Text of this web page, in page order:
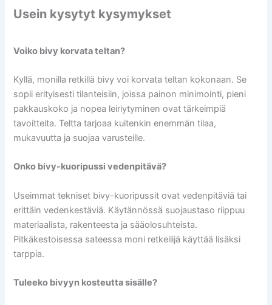
Usein kysytyt kysymykset
Voiko bivy korvata teltan?
Kyllä, monilla retkillä bivy voi korvata teltan kokonaan. Se
sopii erityisesti tilanteisiin, joissa painon minimointi, pieni
pakkauskoko ja nopea leiriytyminen ovat tärkeimpiä
tavoitteita. Teltta tarjoaa kuitenkin enemmän tilaa,
mukavuutta ja suojaa varusteille.
Onko bivy-kuoripussi vedenpitävä?
Useimmat tekniset bivy-kuoripussit ovat vedenpitäviä tai
erittäin vedenkestäviä. Käytännössä suojaustaso riippuu
materiaalista, rakenteesta ja sääolosuhteista.
Pitkäkestoisessa sateessa moni retkeilijä käyttää lisäksi
tarppia.
Tuleeko bivyyn kosteutta sisälle?